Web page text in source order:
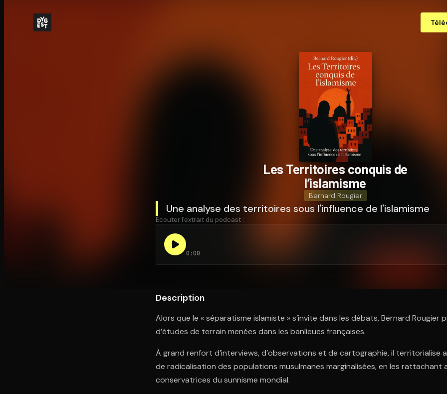
Les Territoires conquis de
l’islamisme
Bernard Rougier
Une analyse des territoires sous l'influence de l'islamisme
Écouter l'extrait du podcast :
0:00
Description
Alors que le « séparatisme islamiste » s’invite dans les débats, Bernard Rougier
d’études de terrain menées dans les banlieues françaises.
À grand renfort d’interviews, d’observations et de cartographie, il territorialise
de radicalisation des populations musulmanes marginalisées, en les rattachant
conservatrices du sunnisme mondial.